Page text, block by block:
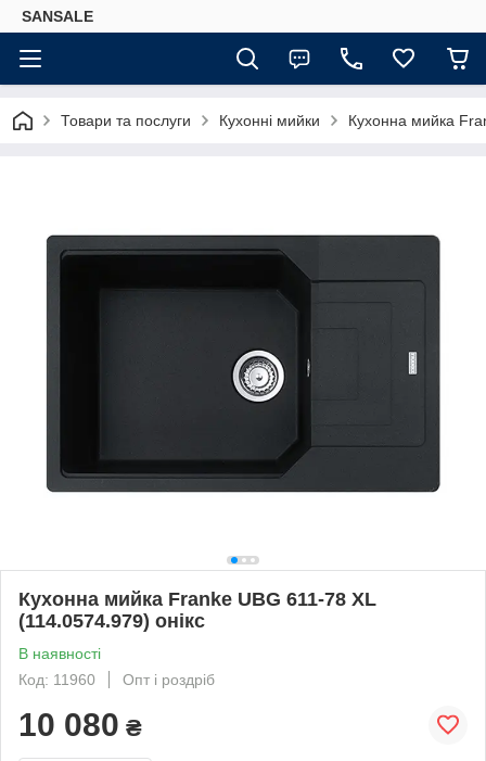
SANSALE
Товари та послуги Кухонні мийки Кухонна мийка
Кухонна мийка Franke UBG 611-78 XL
(114.0574.979) онікс
В наявності
Код: 11960
Опт і роздріб
10 080 ₴